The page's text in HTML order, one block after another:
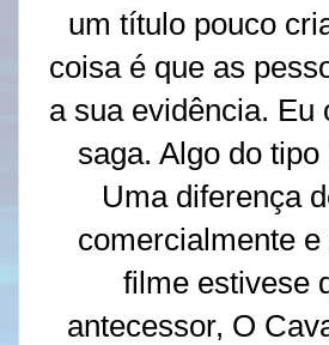
um título pouco
coisa é que as
a sua evidência. Eu
saga. Algo do tipo
Uma diferença
comercialmente
filme estivese
antecessor, O